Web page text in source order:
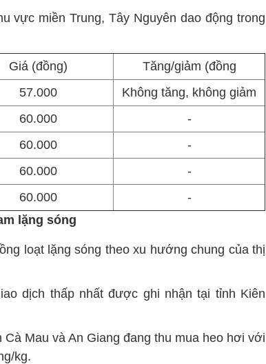
vực miền Trung, Tây Nguyên dao động trong
Giá (đồng)
Tăng/giảm (đồng
57.000
Không tăng, không giảm
60.000
-
60.000
-
60.000
-
60.000
-
lặng sóng
loạt lặng sóng theo xu hướng chung của thị
dịch thấp nhất được ghi nhận tại tỉnh Kiên
Mau và An Giang đang thu mua heo hơi với
kg.